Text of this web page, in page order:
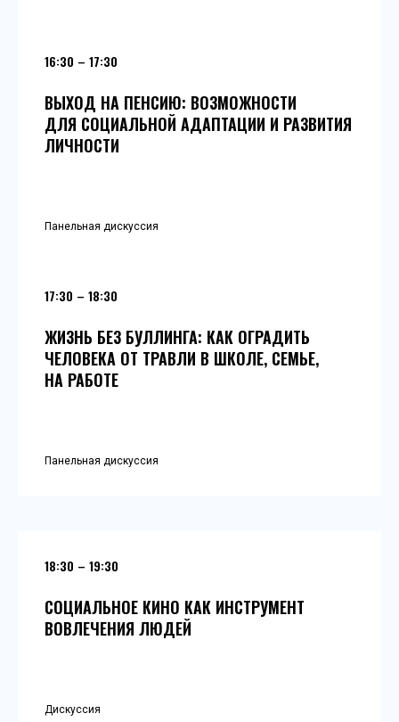
16:30 – 17:30
ВЫХОД НА ПЕНСИЮ: ВОЗМОЖНОСТИ
ДЛЯ СОЦИАЛЬНОЙ АДАПТАЦИИ И РАЗВИТИЯ
ЛИЧНОСТИ
Панельная дискуссия
17:30 – 18:30
ЖИЗНЬ БЕЗ БУЛЛИНГА: КАК ОГРАДИТЬ
ЧЕЛОВЕКА ОТ ТРАВЛИ В ШКОЛЕ, СЕМЬЕ,
НА РАБОТЕ
Панельная дискуссия
18:30 – 19:30
СОЦИАЛЬНОЕ КИНО КАК ИНСТРУМЕНТ
ВОВЛЕЧЕНИЯ ЛЮДЕЙ
Дискуссия